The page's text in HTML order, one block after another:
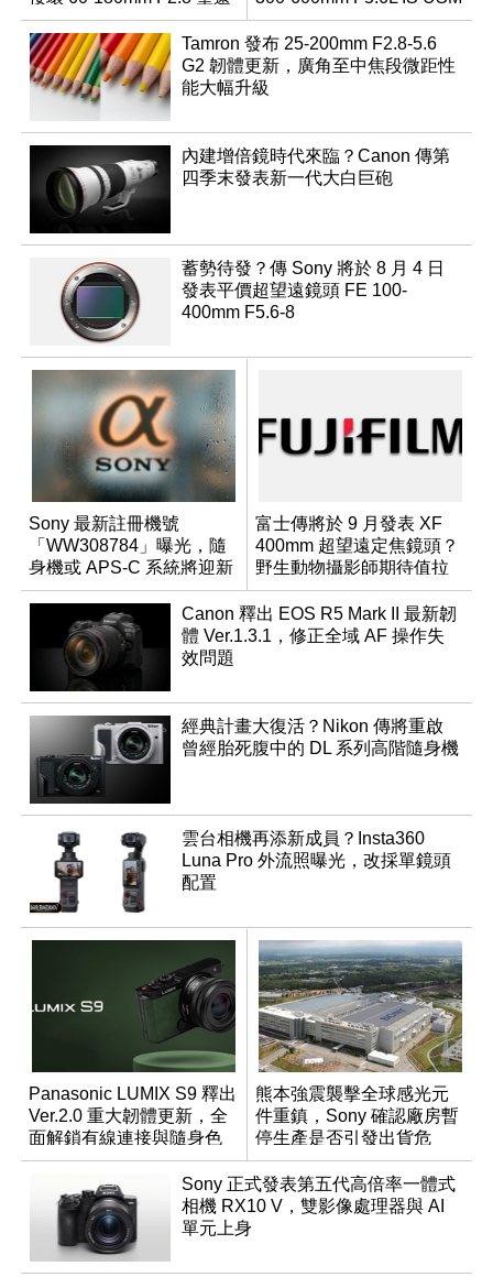
變焦鏡
Tamron 發布 25-200mm F2.8-5.6
G2 韌體更新，廣角至中焦段微距性
能大幅升級
內建增倍鏡時代來臨？Canon 傳第
四季末發表新一代大白巨砲
蓄勢待發？傳 Sony 將於 8 月 4 日
發表平價超望遠鏡頭 FE 100-
400mm F5.6-8
Sony 最新註冊機號
「WW308784」曝光，隨
身機或 APS-C 系統將迎新
成員？
富士傳將於 9 月發表 XF
400mm 超望遠定焦鏡頭？
野生動物攝影師期待值拉
滿
Canon 釋出 EOS R5 Mark II 最新韌
體 Ver.1.3.1，修正全域 AF 操作失
效問題
經典計畫大復活？Nikon 傳將重啟
曾經胎死腹中的 DL 系列高階隨身機
雲台相機再添新成員？Insta360
Luna Pro 外流照曝光，改採單鏡頭
配置
Panasonic LUMIX S9 釋出
Ver.2.0 重大韌體更新，全
面解鎖有線連接與隨身色
調編輯
熊本強震襲擊全球感光元
件重鎮，Sony 確認廠房暫
停生產是否引發出貨危
機？
Sony 正式發表第五代高倍率一體式
相機 RX10 V，雙影像處理器與 AI
單元上身